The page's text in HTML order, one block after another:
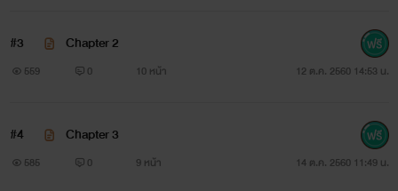
เมื่อผู้ชายที่เป็นรักแรกของเขากำลังจะแต่งงาน
เขาอยากเห็นหน้าคนที่รักเป็นครั้งสุดท้าย
#3 Chapter 2
559 0 10 หน้า 12 ต.ค. 2560 14:53 น.
#4 Chapter 3
585 0 9 หน้า 14 ต.ค. 2560 11:49 น.